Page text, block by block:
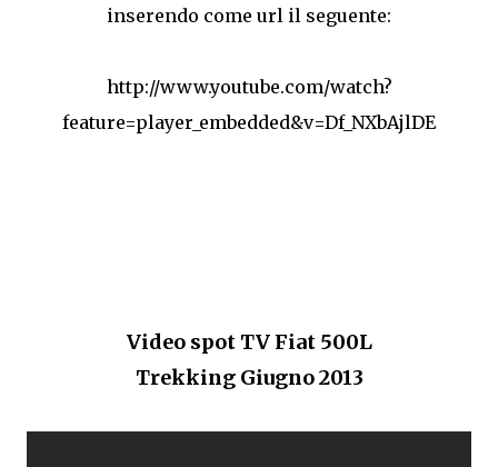
inserendo come url il seguente:
http://www.youtube.com/watch?
feature=player_embedded&v=Df_NXbAjlDE
Video spot TV Fiat 500L
Trekking Giugno 2013